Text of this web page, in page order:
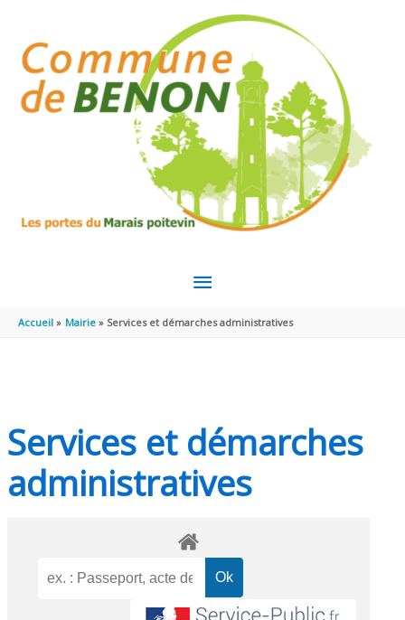
MENU
PRINCIPAL
Accueil Mairie Services et démarches administratives
Services et démarches
administratives